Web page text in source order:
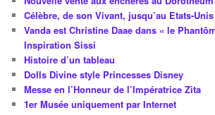
Célèbre, de son Vivant, jusqu’au Etats-Unis
Vanda est Christine Daae dans « le
Inspiration Sissi
Histoire d’un tableau
Dolls Divine style Princesses Disney
Messe en l’Honneur de l’Impératrice Zita
1er Musée uniquement par Internet